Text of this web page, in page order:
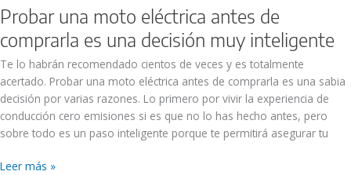
Probar una moto eléctrica antes de
comprarla es una decisión muy inteligente
Te lo habrán recomendado cientos de veces y es totalmente
acertado. Probar una moto eléctrica antes de comprarla es una sabia
decisión por varias razones. Lo primero por vivir la experiencia de
conducción cero emisiones si es que no lo has hecho antes, pero
sobre todo es un paso inteligente porque te permitirá asegurar tu
Leer más »